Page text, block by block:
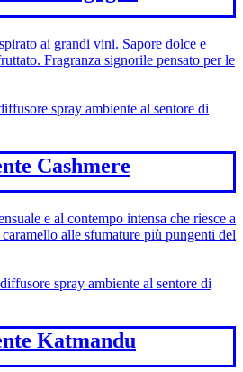
ai grandi vini. Sapore dolce e
Fragranza signorile pensato per le
Cashmere
e al contempo intensa che riesce a
alle sfumature più pungenti del
Katmandu